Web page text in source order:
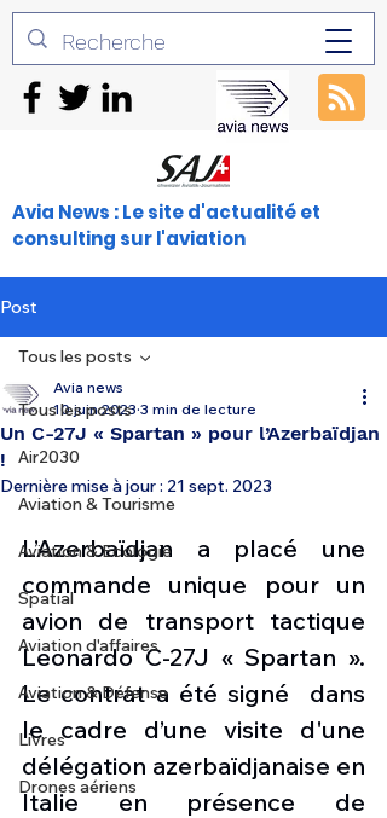
Avia News : Le site d'actualité et
consulting sur l'aviation
Post
Tous les posts
Air2030
Aviation & Tourisme
Aviation & Ecologie
Spatial
Aviation d'affaires
Aviation & Défense
Livres
Drones aériens
Tous les posts
Un C-27J « Spartan » pour l’Azerbaïdjan
!
Avia news
10 juin 2023 3 min de lecture
Dernière mise à jour : 21 sept. 2023
L’Azerbaïdjan a placé une
commande unique pour un
avion de transport tactique
Leonardo C-27J « Spartan ».
Le contrat a été signé  dans
le cadre d’une visite d'une
délégation azerbaïdjanaise en
Italie en présence de